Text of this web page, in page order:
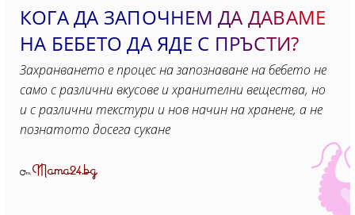
КОГА ДА ЗАПОЧНЕМ ДА ДАВАМЕ
НА БЕБЕТО ДА ЯДЕ С ПРЪСТИ?
Захранването е процес на запознаване на бебето не
само с различни вкусове и хранителни вещества, но
и с различни текстури и нов начин на хранене, а не
познатото досега сукане
ОтMama24.bg